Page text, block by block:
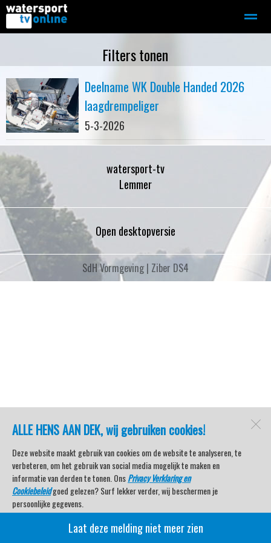
Motorboot-sloep Adverteren
Home
ALLE HENS AAN DEK, wij gebruiken cookies!
Deze website maakt gebruik van cookies om de website te analyseren, te
verbeteren, om het gebruik van social media mogelijk te maken en
informatie van derden te tonen. OnsPrivacy Verklaring en
Cookiebeleidgoed gelezen? Surf lekker verder, wij beschermen je
persoonlijke gegevens.
Veel kijkplezier met Watersport TV Beleving & Nieuws!
Laat deze melding niet meer zien
Filters tonen
Deelname WK Double Handed 2026
laagdrempeliger
5-3-2026
watersport-tv
Lemmer
Open desktopversie
SdH Vormgeving | Ziber DS4